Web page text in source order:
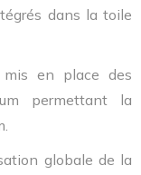
dans la toile
en place des
permettant la
globale de la